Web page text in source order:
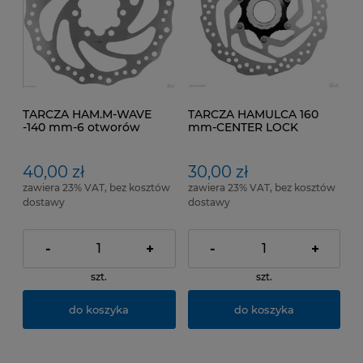
TARCZA HAM.M-WAVE
-140 mm-6 otworów
40,00 zł
zawiera 23% VAT, bez kosztów
dostawy
- +
szt.
do koszyka
TARCZA HAMULCA 160
mm-CENTER LOCK
30,00 zł
zawiera 23% VAT, bez kosztów
dostawy
- +
szt.
do koszyka